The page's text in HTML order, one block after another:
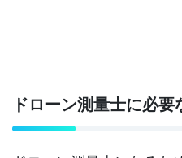
ドローン測量士に必